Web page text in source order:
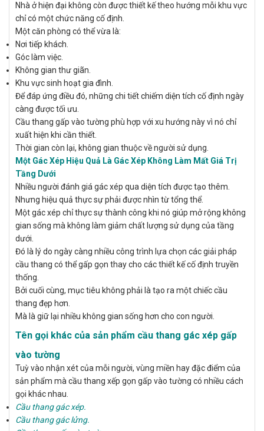
Nhà ở hiện đại không còn được thiết kế theo hướng mỗi khu vực
chỉ có một chức năng cố định.
Một căn phòng có thể vừa là:
Nơi tiếp khách.
Góc làm việc.
Không gian thư giãn.
Khu vực sinh hoạt gia đình.
Để đáp ứng điều đó, những chi tiết chiếm diện tích cố định ngày
càng được tối ưu.
Cầu thang gấp vào tường phù hợp với xu hướng này vì nó chỉ
xuất hiện khi cần thiết.
Thời gian còn lại, không gian thuộc về người sử dụng.
Một Gác Xép Hiệu Quả Là Gác Xép Không Làm Mất Giá Trị
Tầng Dưới
Nhiều người đánh giá gác xép qua diện tích được tạo thêm.
Nhưng hiệu quả thực sự phải được nhìn từ tổng thể.
Một gác xép chỉ thực sự thành công khi nó giúp mở rộng không
gian sống mà không làm giảm chất lượng sử dụng của tầng
dưới.
Đó là lý do ngày càng nhiều công trình lựa chọn các giải pháp
cầu thang có thể gấp gọn thay cho các thiết kế cố định truyền
thống.
Bởi cuối cùng, mục tiêu không phải là tạo ra một chiếc cầu
thang đẹp hơn.
Mà là giữ lại nhiều không gian sống hơn cho con người.
Tên gọi khác của sản phẩm cầu thang gác xép gấp
vào tường
Tuỳ vào nhận xét của mỗi người, vùng miền hay đặc điểm của
sản phẩm mà cầu thang xếp gọn gấp vào tường có nhiều cách
gọi khác nhau.
Cầu thang gác xép.
Cầu thang gác lửng.